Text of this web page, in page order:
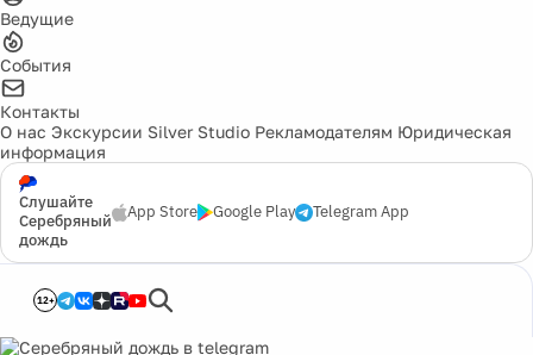
Ведущие
События
Контакты
О нас Экскурсии Silver Studio Рекламодателям Юридическая
информация
Слушайте
Серебряный
дождь
App Store Google Play Telegram App
12+